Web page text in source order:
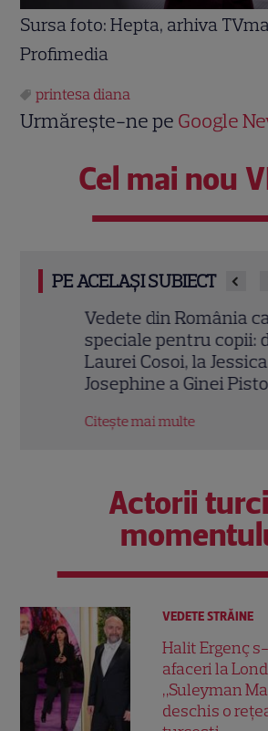
Sursa foto: Hepta, arhiva
Profimedia
printesa diana
Urmărește-ne pe Google
Cel mai nou
PE ACELAȘI SUBIECT
Vedete din România care
speciale pentru copii: de la
Laurei Cosoi, la Jessica lui
Josephine a Ginei Pistol
Citește mai multe
Actorii
VEDETE STRĂINE
Halit Ergenç
afaceri la
„Suleyman
deschis o